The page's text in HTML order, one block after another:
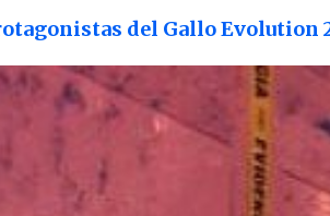
del Gallo Evolution